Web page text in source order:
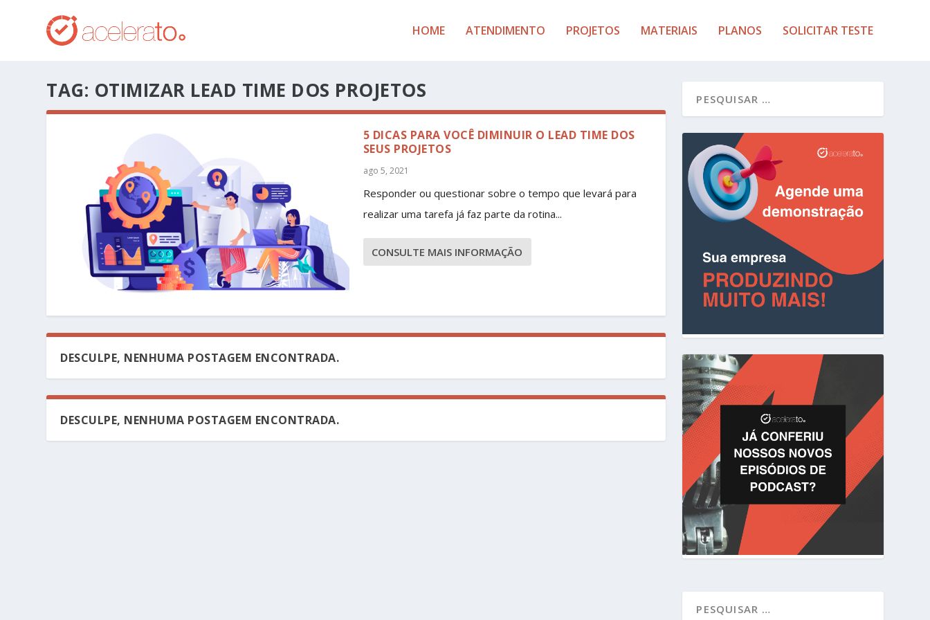
HOME ATENDIMENTO PROJETOS MATERIAIS PLANOS SOLICITAR TESTE
TAG: OTIMIZAR LEAD TIME DOS PROJETOS
5 DICAS PARA VOCÊ DIMINUIR O LEAD TIME DOS
SEUS PROJETOS
ago 5, 2021
Responder ou questionar sobre o tempo que levará para
realizar uma tarefa já faz parte da rotina...
CONSULTE MAIS INFORMAÇÃO
DESCULPE, NENHUMA POSTAGEM ENCONTRADA.
DESCULPE, NENHUMA POSTAGEM ENCONTRADA.